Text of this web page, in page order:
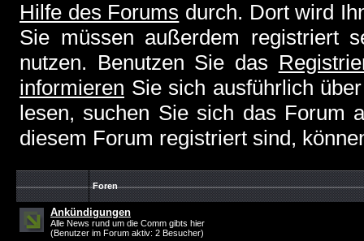
Hilfe des Forums durch. Dort wird
Sie müssen außerdem registriert
nutzen. Benutzen Sie das
informieren Sie sich ausführlich
lesen, suchen Sie sich das Forum
diesem Forum registriert sind,
Foren
Ankündigungen
Alle News rund um die Comm gibts hier
(Benutzer im Forum aktiv: 2 Besucher)